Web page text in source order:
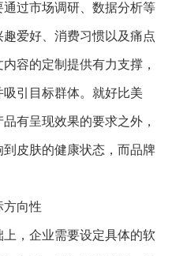
过市场调研、数据分析等
爱好、消费习惯以及痛点
容的定制提供有力支撑，
引目标群体。就好比美
有呈现效果的要求之外，
皮肤的健康状态，而品牌
方向性
，企业需要设定具体的软